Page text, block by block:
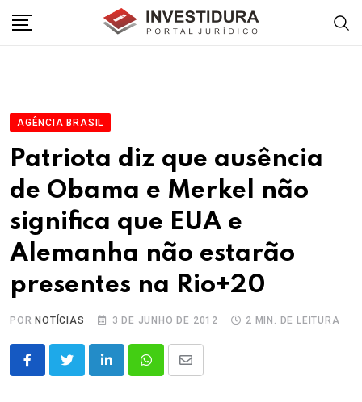
AGÊNCIA BRASIL
Patriota diz que ausência
de Obama e Merkel não
significa que EUA e
Alemanha não estarão
presentes na Rio+20
POR NOTÍCIAS 3 DE JUNHO DE 2012 2 MIN. DE LEITURA
LinkedInWhatsappShare